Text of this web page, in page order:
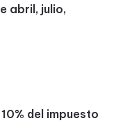
abril, julio,
del impuesto